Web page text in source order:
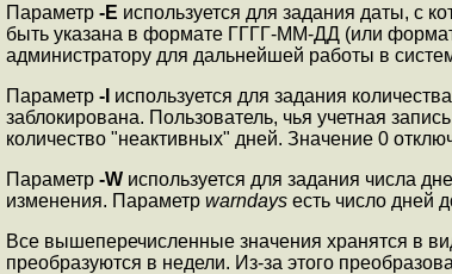
Параметр -E используется для задания даты, с
быть указана в формате ГГГГ-ММ-ДД (или
администратору для дальнейшей работы в
Параметр -I используется для задания
заблокирована. Пользователь, чья учетная
количество "неактивных" дней. Значение 0
Параметр -W используется для задания числа
изменения. Параметр warndays есть число дней
Все вышеперечисленные значения хранятся в
преобразуются в недели. Из-за этого